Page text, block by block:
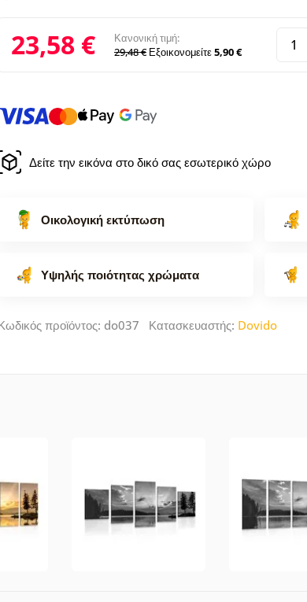
23,58 €
Κανονική τιμή:
29,48 € Εξοικονομείτε5,90 €
Δείτε την εικόνα στο δικό σας εσωτερικό χώρο
Οικολογική εκτύπωση
Υψηλής ποιότητας χρώματα
προϊόντος: do037 Κατασκευαστής: Dovido